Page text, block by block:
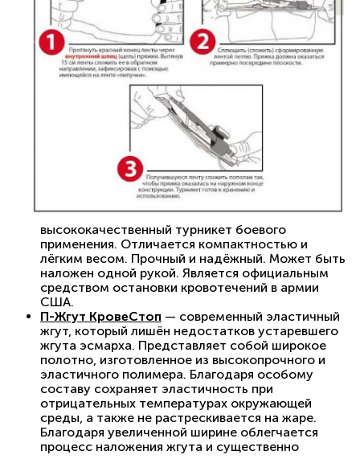
высококачественный турникет боевого
применения. Отличается компактностью и
лёгким весом. Прочный и надёжный. Может быть
наложен одной рукой. Является официальным
средством остановки кровотечений в армии
США.
П-Жгут КровеСтоп — современный эластичный
жгут, который лишён недостатков устаревшего
жгута эсмарха. Представляет собой широкое
полотно, изготовленное из высокопрочного и
эластичного полимера. Благодаря особому
составу сохраняет эластичность при
отрицательных температурах окружающей
среды, а также не растрескивается на жаре.
Благодаря увеличенной ширине облегчается
процесс наложения жгута и существенно